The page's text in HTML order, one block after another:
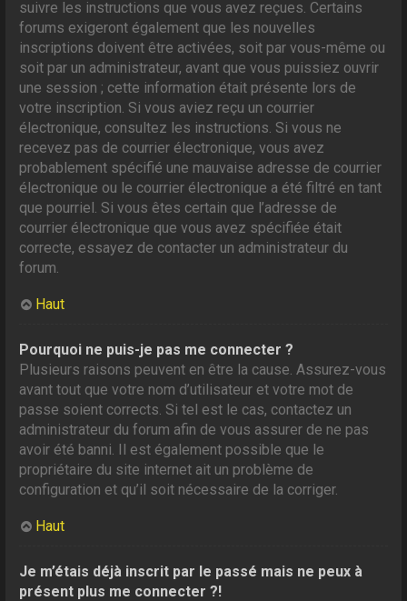
suivre les instructions que vous avez reçues. Certains
forums exigeront également que les nouvelles
inscriptions doivent être activées, soit par vous-même ou
soit par un administrateur, avant que vous puissiez ouvrir
une session ; cette information était présente lors de
votre inscription. Si vous aviez reçu un courrier
électronique, consultez les instructions. Si vous ne
recevez pas de courrier électronique, vous avez
probablement spécifié une mauvaise adresse de courrier
électronique ou le courrier électronique a été filtré en tant
que pourriel. Si vous êtes certain que l’adresse de
courrier électronique que vous avez spécifiée était
correcte, essayez de contacter un administrateur du
forum.
Haut
Pourquoi ne puis-je pas me connecter ?
Plusieurs raisons peuvent en être la cause. Assurez-vous
avant tout que votre nom d’utilisateur et votre mot de
passe soient corrects. Si tel est le cas, contactez un
administrateur du forum afin de vous assurer de ne pas
avoir été banni. Il est également possible que le
propriétaire du site internet ait un problème de
configuration et qu’il soit nécessaire de la corriger.
Haut
Je m’étais déjà inscrit par le passé mais ne peux à
présent plus me connecter ?!